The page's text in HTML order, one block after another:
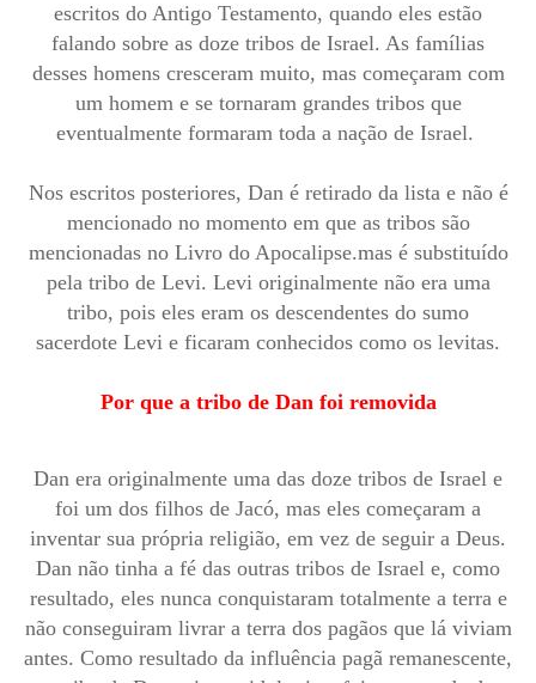
escritos do Antigo Testamento, quando eles estão
falando sobre as doze tribos de Israel. As famílias
desses homens cresceram muito, mas começaram com
um homem e se tornaram grandes tribos que
eventualmente formaram toda a nação de Israel.
Nos escritos posteriores, Dan é retirado da lista e não é
mencionado no momento em que as tribos são
mencionadas no Livro do Apocalipse.mas é substituído
pela tribo de Levi. Levi originalmente não era uma
tribo, pois eles eram os descendentes do sumo
sacerdote Levi e ficaram conhecidos como os levitas.
Por que a tribo de Dan foi removida
Dan era originalmente uma das doze tribos de Israel e
foi um dos filhos de Jacó, mas eles começaram a
inventar sua própria religião, em vez de seguir a Deus.
Dan não tinha a fé das outras tribos de Israel e, como
resultado, eles nunca conquistaram totalmente a terra e
não conseguiram livrar a terra dos pagãos que lá viviam
antes. Como resultado da influência pagã remanescente,